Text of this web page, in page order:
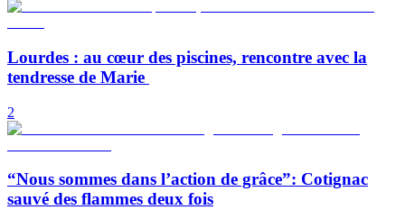
Lourdes : au cœur des piscines, rencontre avec la
tendresse de Marie
2
“Nous sommes dans l’action de grâce”: Cotignac
sauvé des flammes deux fois